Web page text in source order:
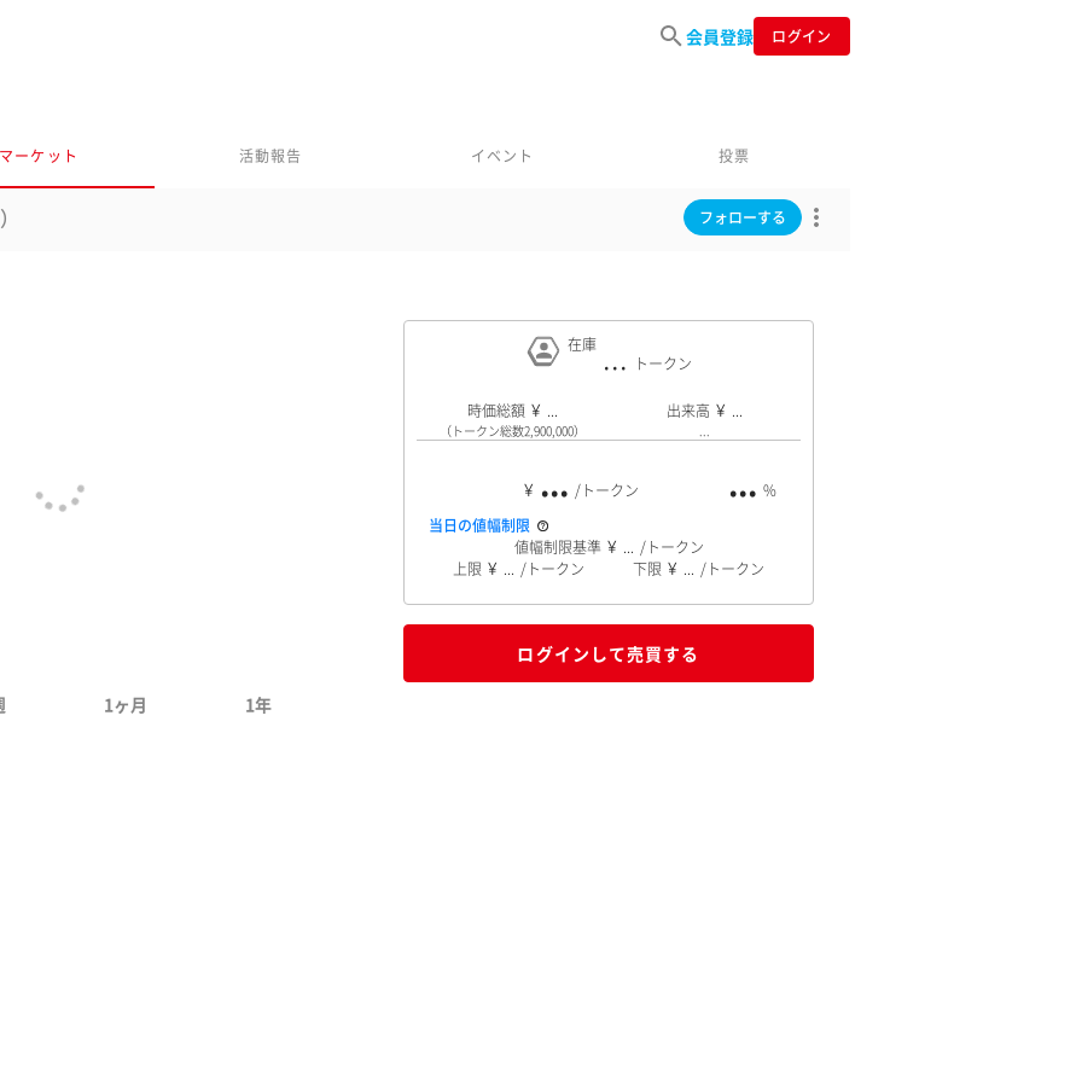
会員登録 ログイン
マーケット 活動報告 イベント 投票
フォローする
1ヶ月 1年
在庫 ...
時価総額 ...
（トークン総数2,900,000）
出来高 ...
...
... ...
当日の値幅制限
値幅制限基準
...
上限
... 下限 ...
ログインして売買する